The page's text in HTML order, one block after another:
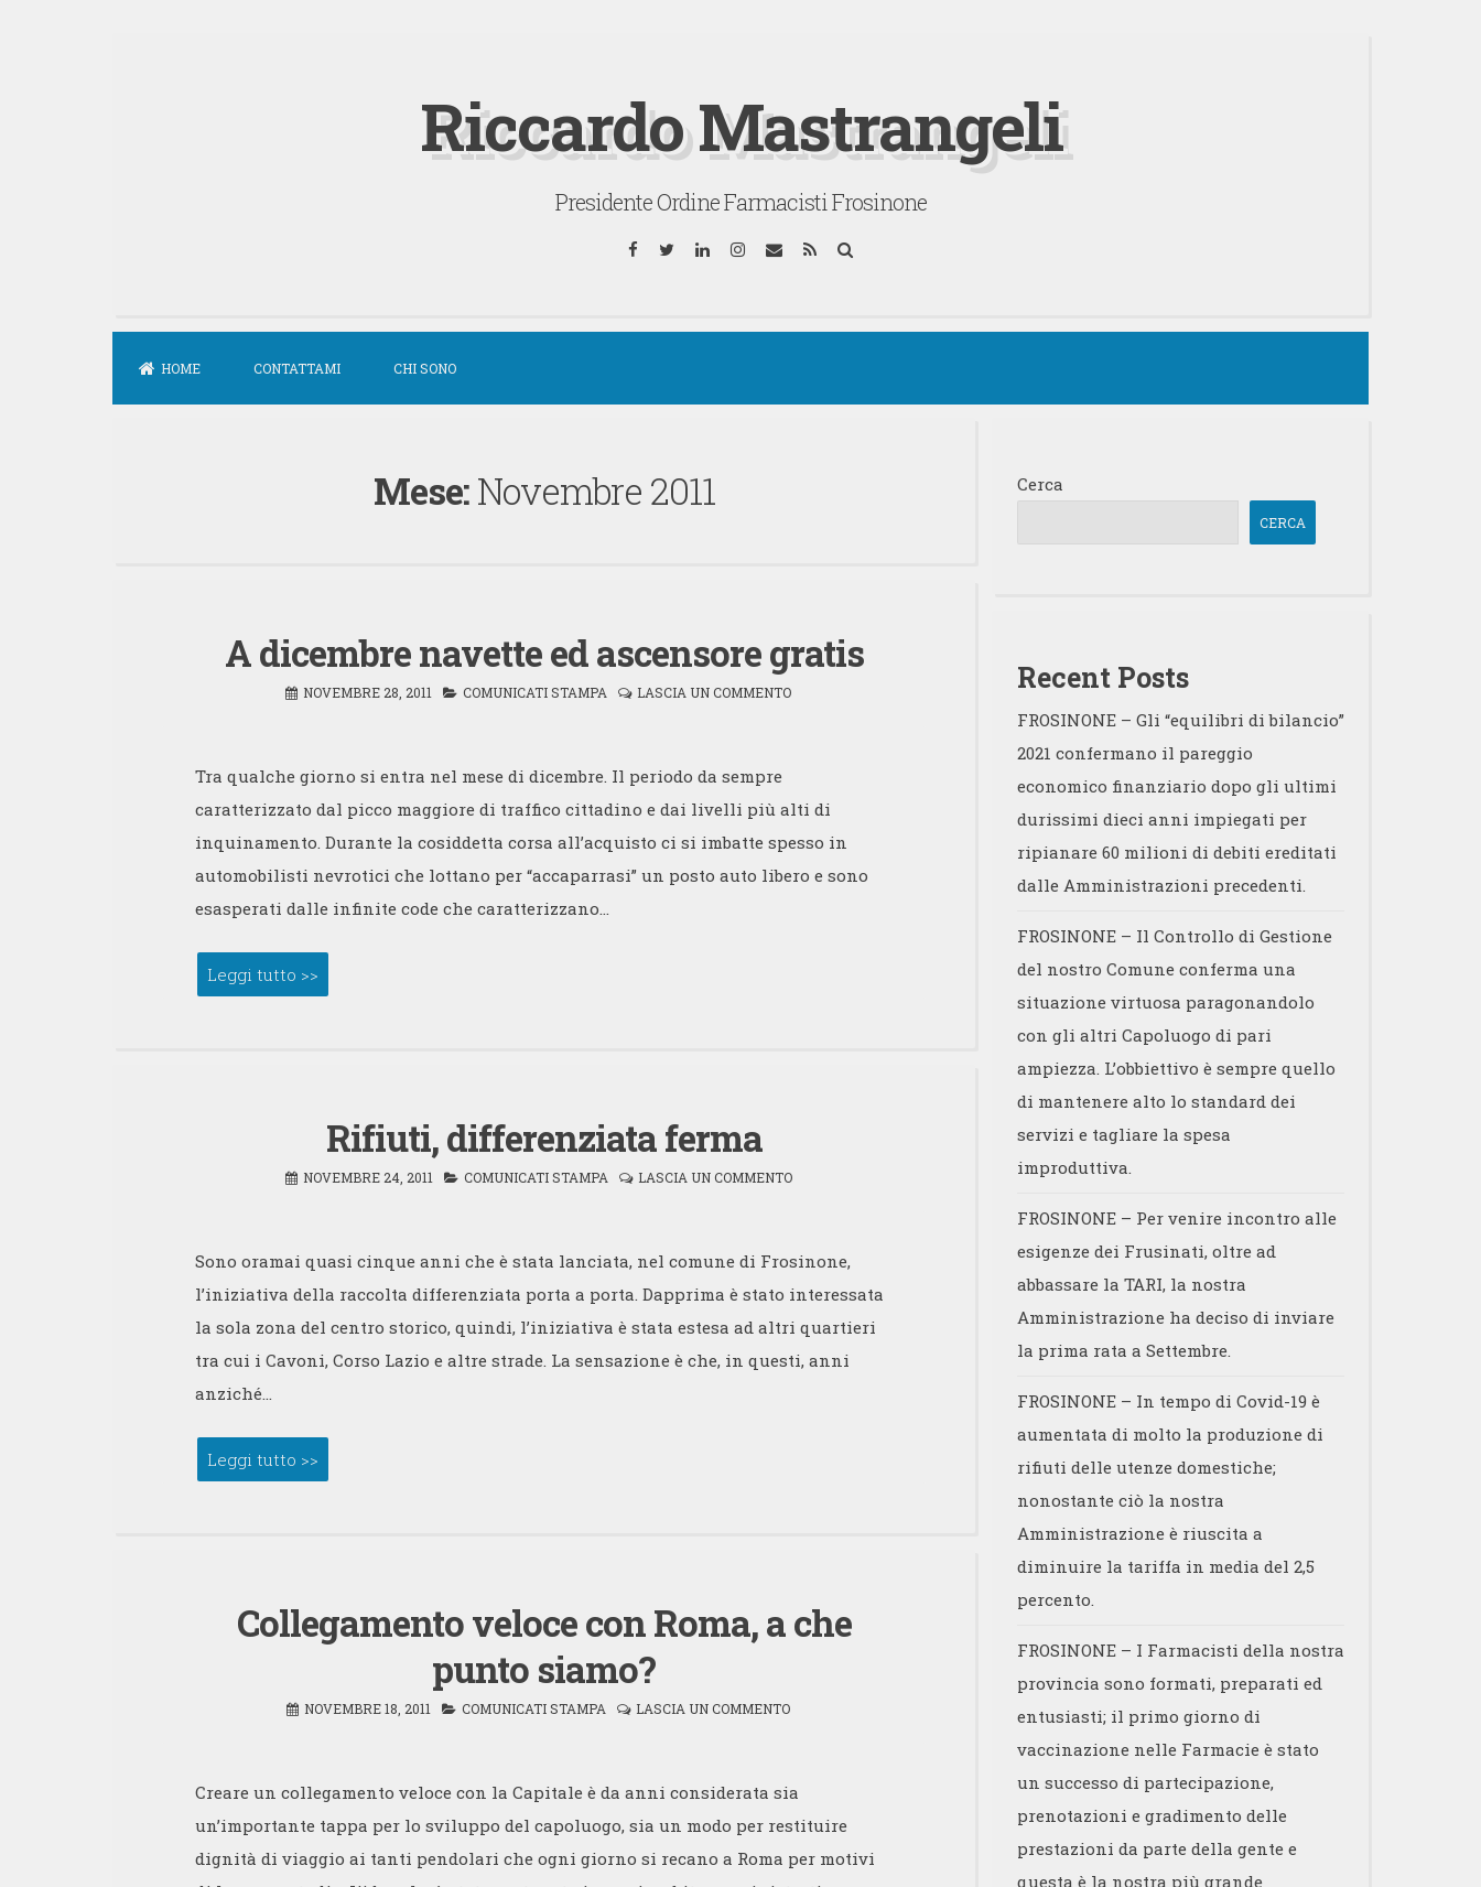
Riccardo Mastrangeli
Presidente Ordine Farmacisti Frosinone
Facebook
TwitterLinkedInInstagram
EmailRSS
HOME CONTATTAMI CHI SONO
Mese:Novembre 2011
A dicembre navette ed ascensore gratis
NOVEMBRE 28, 2011 COMUNICATI STAMPA LASCIA UN COMMENTO
Tra qualche giorno si entra nel mese di dicembre. Il periodo da sempre
caratterizzato dal picco maggiore di traffico cittadino e dai livelli più alti di
inquinamento. Durante la cosiddetta corsa all’acquisto ci si imbatte spesso in
automobilisti nevrotici che lottano per “accaparrasi” un posto auto libero e sono
esasperati dalle infinite code che caratterizzano…
Leggi tutto >>
Rifiuti, differenziata ferma
NOVEMBRE 24, 2011 COMUNICATI STAMPA LASCIA UN COMMENTO
Sono oramai quasi cinque anni che è stata lanciata, nel comune di Frosinone,
l’iniziativa della raccolta differenziata porta a porta. Dapprima è stato interessata
la sola zona del centro storico, quindi, l’iniziativa è stata estesa ad altri quartieri
tra cui i Cavoni, Corso Lazio e altre strade. La sensazione è che, in questi, anni
anziché…
Leggi tutto >>
Collegamento veloce con Roma, a che
punto siamo?
NOVEMBRE 18, 2011 COMUNICATI STAMPA LASCIA UN COMMENTO
Creare un collegamento veloce con la Capitale è da anni considerata sia
un’importante tappa per lo sviluppo del capoluogo, sia un modo per restituire
dignità di viaggio ai tanti pendolari che ogni giorno si recano a Roma per motivi
Cerca
CERCA
Recent Posts
FROSINONE – Gli “equilibri di bilancio”
2021 confermano il pareggio
economico finanziario dopo gli ultimi
durissimi dieci anni impiegati per
ripianare 60 milioni di debiti ereditati
dalle Amministrazioni precedenti.
FROSINONE – Il Controllo di Gestione
del nostro Comune conferma una
situazione virtuosa paragonandolo
con gli altri Capoluogo di pari
ampiezza. L’obbiettivo è sempre quello
di mantenere alto lo standard dei
servizi e tagliare la spesa
improduttiva.
FROSINONE – Per venire incontro alle
esigenze dei Frusinati, oltre ad
abbassare la TARI, la nostra
Amministrazione ha deciso di inviare
la prima rata a Settembre.
FROSINONE – In tempo di Covid-19 è
aumentata di molto la produzione di
rifiuti delle utenze domestiche;
nonostante ciò la nostra
Amministrazione è riuscita a
diminuire la tariffa in media del 2,5
percento.
FROSINONE – I Farmacisti della nostra
provincia sono formati, preparati ed
entusiasti; il primo giorno di
vaccinazione nelle Farmacie è stato
un successo di partecipazione,
prenotazioni e gradimento delle
prestazioni da parte della gente e
questa è la nostra più grande